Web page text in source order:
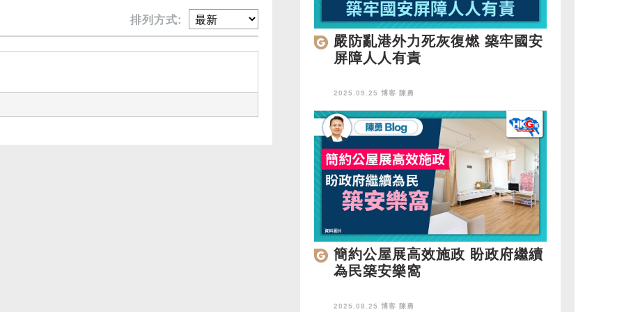
排列方式:
嚴防亂港外力死灰復燃 築牢國安
屏障人人有責
2025.09.25 博客 陳勇
簡約公屋展高效施政 盼政府繼續
為民築安樂窩
2025.08.25 博客 陳勇